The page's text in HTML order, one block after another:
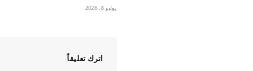
يوليو 8, 2026
اترك تعليقاً